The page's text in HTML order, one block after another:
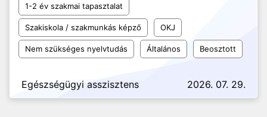
1-2 év szakmai tapasztalat
Szakiskola / szakmunkás képző OKJ
Nem szükséges nyelvtudás Általános Beosztott
Egészségügyi asszisztens 2026. 07. 29.